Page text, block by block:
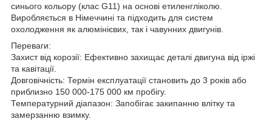
синього кольору (клас G11) на основі етиленгліколю.
Виробляється в Німеччині та підходить для систем
охолодження як алюмінієвих, так і чавунних двигунів.
Переваги:
Захист від корозії: Ефективно захищає деталі двигуна від іржі
та кавітації.
Довговічність: Термін експлуатації становить до 3 років або
приблизно 150 000-175 000 км пробігу.
Температурний діапазон: Запобігає закипанню влітку та
замерзанню взимку.